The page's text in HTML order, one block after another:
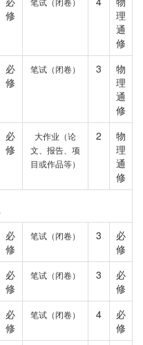
修
理
通
修
必
修
笔试（闭卷） 3
物
理
通
修
必
修
大作业（论
文、报告、项
目或作品等）
2
物
理
通
修
必
修
笔试（闭卷） 3
必
修
必
修
笔试（闭卷） 3
必
修
必
修
笔试（闭卷） 4
必
修